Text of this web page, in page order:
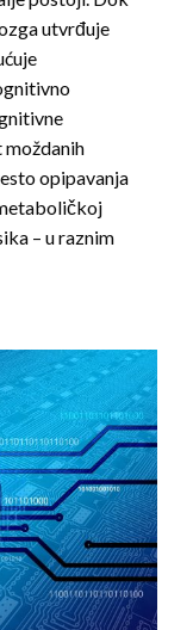
utvrđuje
opipavanja
– u raznim